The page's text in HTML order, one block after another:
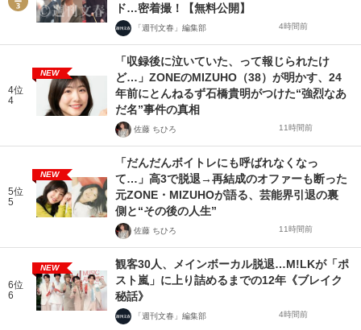
ド…密着撮！【無料公開】
「週刊文春」編集部 4時間前
4位
4
NEW
「収録後に泣いていた、って報じられたけ
ど…」ZONEのMIZUHO（38）が明かす、24
年前にとんねるず石橋貴明がつけた“強烈なあ
だ名”事件の真相
佐藤 ちひろ 11時間前
5位
5
NEW
「だんだんボイトレにも呼ばれなくなっ
て…」高3で脱退→再結成のオファーも断った
元ZONE・MIZUHOが語る、芸能界引退の裏
側と“その後の人生”
佐藤 ちひろ 11時間前
6位
6
NEW
観客30人、メインボーカル脱退…M!LKが「ポ
スト嵐」に上り詰めるまでの12年《ブレイク
秘話》
「週刊文春」編集部 4時間前